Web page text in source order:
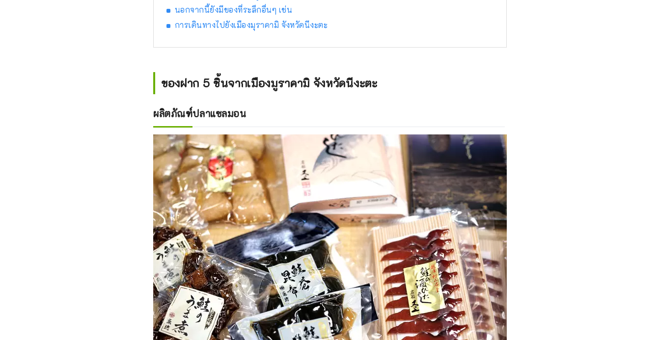
นอกจากนี้ยังมีของที่ระลึกอื่นๆ เช่น
การเดินทางไปยังเมืองมุราคามิ จังหวัดนีงะตะ
ของฝาก 5 ชิ้นจากเมืองมูราคามิ จังหวัดนีงะตะ
ผลิตภัณฑ์ปลาแซลมอน